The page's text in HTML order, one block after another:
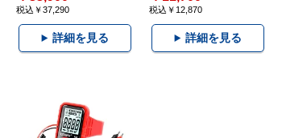
税込￥37,290
詳細を見る
税込￥12,870
詳細を見る